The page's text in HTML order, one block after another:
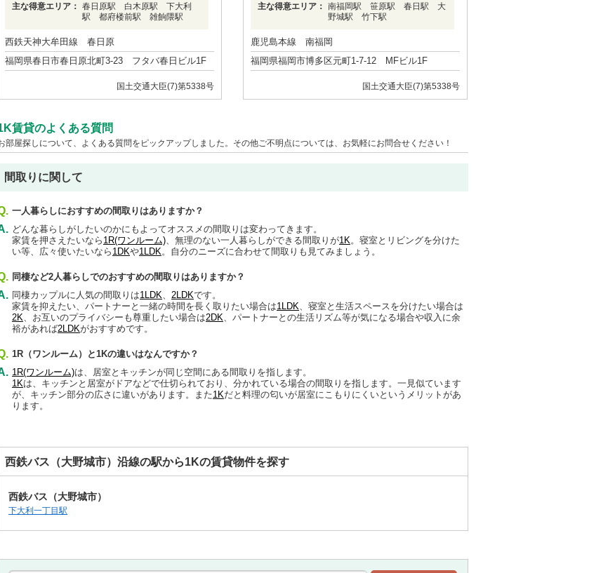
主な得意エリア： 春日原駅 白木原駅 下大利
駅 都府楼前駅 雑餉隈駅
西鉄天神大牟田線 春日原
福岡県春日市春日原北町3-23 フタバ春日ビル1F
国土交通大臣(7)第5338号
主な得意エリア： 南福岡駅 笹原駅 春日駅 大
野城駅 竹下駅
鹿児島本線 南福岡
福岡県福岡市博多区元町1-7-12 MFビル1F
国土交通大臣(7)第5338号
賃貸のよくある質問
部屋探しについて、よくある質問をピックアップしました。その他ご不明点については、お気軽にお問合せください！
間取りに関して
一人暮らしにおすすめの間取りはありますか？
どんな暮らしがしたいのかにもよってオススメの間取りは変わってきます。
家賃を押さえたいなら 1R(ワンルーム)、無理のない一人暮らしができる間取りが1K。寝室とリビングを分けた
い等、広々使いたいなら 1DKや1LDK。自分のニーズに合わせて間取りも見てみましょう。
同棲など2人暮らしでのおすすめの間取りはありますか？
同棲カップルに人気の間取りは1LDK、 2LDKです。
家賃を抑えたい、パートナーと一緒の時間を長く取りたい場合は1LDK、寝室と生活スペースを分けたい場合は
2K、お互いのプライバシーも尊重したい場合は2DK、パートナーとの生活リズム等が気になる場合や収入に余
裕があれば2LDKがおすすめです。
1R（ワンルーム）と1Kの違いはなんですか？
1R(ワンルーム)は、居室とキッチンが同じ空間にある間取りを指します。
1Kは、キッチンと居室がドアなどで仕切られており、分かれている場合の間取りを指します。一見似ています
が、キッチン部分の広さに違いがあります。また1Kだと料理の匂いが居室にこもりにくいというメリットがあ
ります。
西鉄バス（大野城市）沿線の駅から1Kの賃貸物件を探す
西鉄バス（大野城市）
下大利一丁目駅